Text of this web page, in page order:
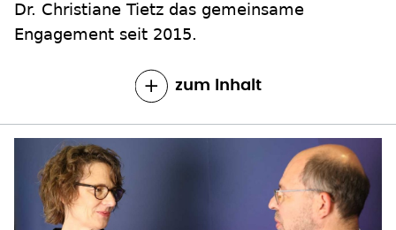
Dr. Christiane Tietz das gemeinsame
Engagement seit 2015.
zum Inhalt